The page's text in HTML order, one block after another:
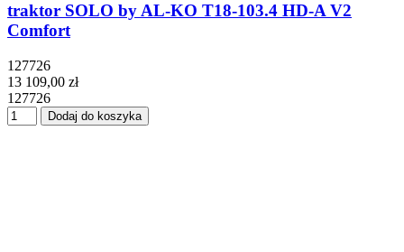
traktor SOLO by AL-KO T18-103.4 HD-A V2
Comfort
127726
13 109,00 zł
127726
Dodaj do koszyka